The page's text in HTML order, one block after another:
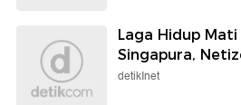
Laga Hidup Mati
Singapura,
detikInet